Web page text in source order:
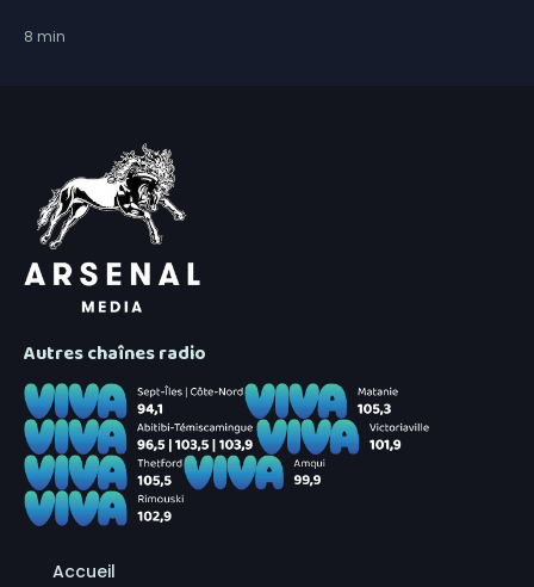
8 min
Autres chaînes radio
Accueil